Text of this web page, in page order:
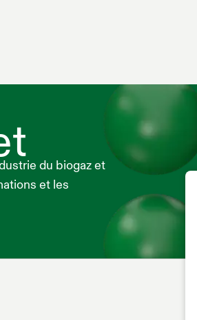
du biogaz et
et les